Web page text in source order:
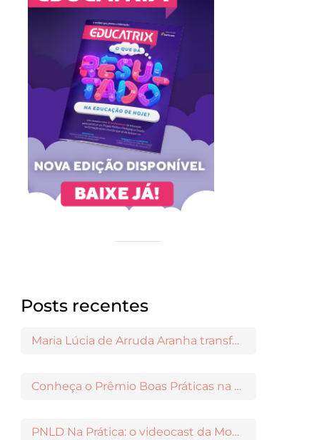
Posts recentes
Maria Lúcia de Arruda Aranha transformou o ensino de Filosofia no Brasil
Conheça o Prêmio Boas Práticas na Escola
PNLD Na Prática: o videocast da Moderna para apoiar a escolha das obras aprovadas